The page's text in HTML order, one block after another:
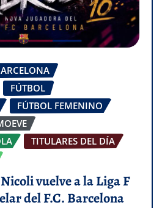
FÚTBOL
FÚTBOL FEMENINO
TITULARES DEL DÍA
vuelve a la Liga F
del F.C. Barcelona